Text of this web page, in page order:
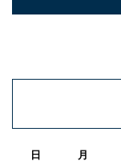
日 月